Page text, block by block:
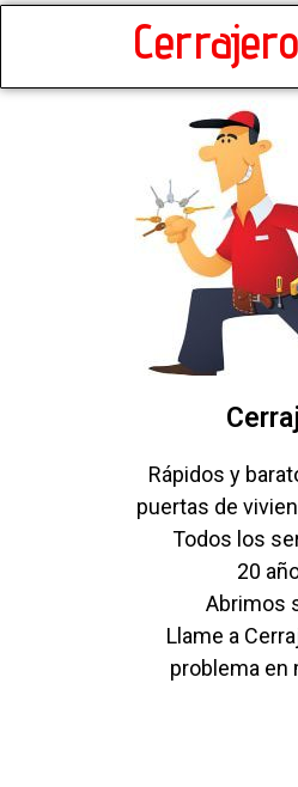
Rápidos y
puertas de
Todos los
20
Abrimos
Llame a
problema en